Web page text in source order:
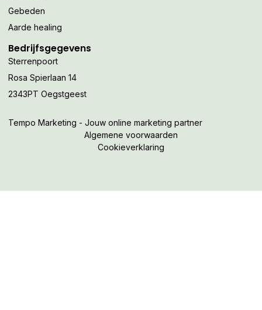
Gebeden
Aarde healing
Bedrijfsgegevens
Sterrenpoort
Rosa Spierlaan 14
2343PT Oegstgeest
Tempo Marketing - Jouw online marketing partner
Algemene voorwaarden
Cookieverklaring